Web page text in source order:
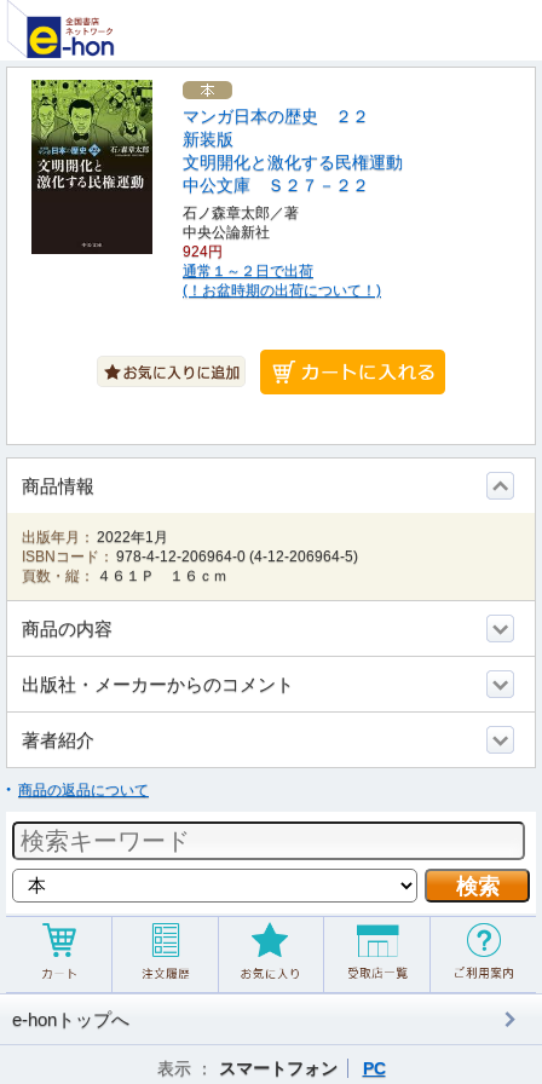
マンガ日本の歴史 ２２
新装版
文明開化と激化する民権運動
中公文庫 Ｓ２７－２２
石ノ森章太郎／著
中央公論新社
924円
通常１～２日で出荷
(！お盆時期の出荷について！)
商品情報
出版年月： 2022年1月
ISBNコード： 978-4-12-206964-0 (4-12-206964-5)
頁数・縦：
４６１Ｐ １６ｃｍ
商品の内容
出版社・メーカーからのコメント
著者紹介
商品の返品について
e-honトップへ
表示 ： スマートフォン PC